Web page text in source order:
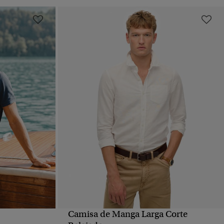
VISTA RÁPIDA
Camisa de Manga Larga Corte